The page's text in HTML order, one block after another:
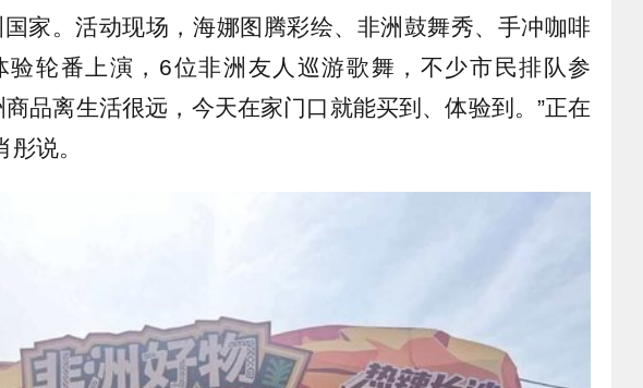
家。活动现场，海娜图腾彩绘、非洲鼓舞秀、手冲咖啡
验轮番上演，6位非洲友人巡游歌舞，不少市民排队参
商品离生活很远，今天在家门口就能买到、体验到。”正在
说。